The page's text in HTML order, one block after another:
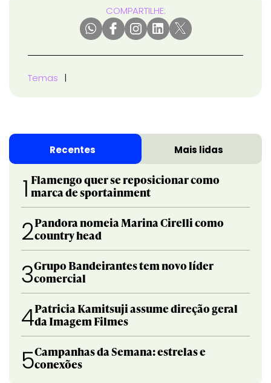
COMPARTILHE:
Temas
Recentes Mais lidas
1 Flamengo quer se reposicionar como
marca de sportainment
2Pandora nomeia Marina Cirelli como
country head
3Grupo Bandeirantes tem novo líder
comercial
4Patricia Kamitsuji assume direção geral
da Imagem Filmes
5Campanhas da Semana: estrelas e
conexões